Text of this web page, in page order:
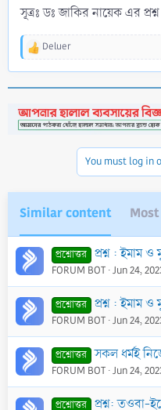
সূত্রঃ ডঃ জাকির নায়েক এর
R
t
i
Deluer
You must log in
Similar content
প্রশ্নোত্তর প্রশ্ন : ইমাম ও মুক্তাদী একই কাতারে
FORUM BOT Jun 24,
প্রশ্নোত্তর প্রশ্ন : ইমাম ও মুক্তাদী একই কাতারে
FORUM BOT Jun 24,
প্রশ্নোত্তর সকল ধর্মই নিজেদের সঠিক
FORUM BOT Jun 24,
প্রশ্নোত্তর প্রশ্ন: তওবা-ইস্তেগাফার কি একই